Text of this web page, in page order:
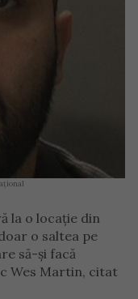
la o locație din
o saltea pe
să-și facă
Wes Martin, citat